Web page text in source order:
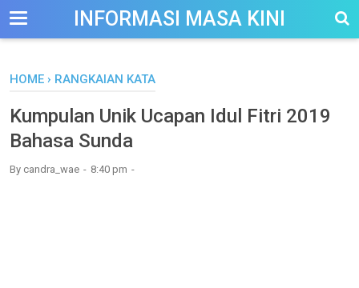
--> INFORMASI MASA KINI
HOME › RANGKAIAN KATA
Kumpulan Unik Ucapan Idul Fitri 2019
Bahasa Sunda
By candra_wae 8:40 pm